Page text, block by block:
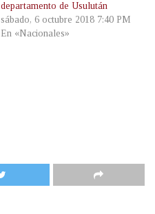
departamento de Usulután
sábado, 6 octubre 2018 7:40 PM
En «Nacionales»